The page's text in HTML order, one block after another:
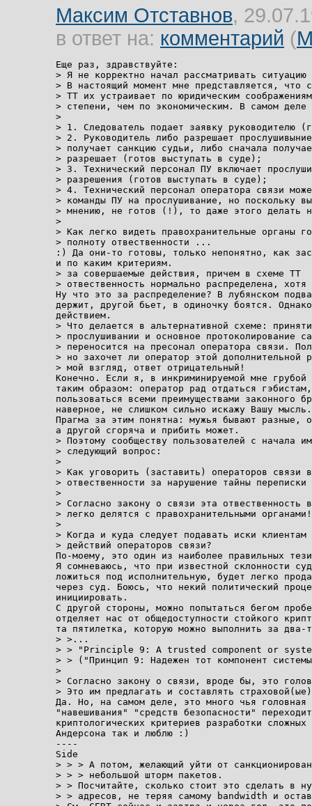
Максим Отставнов,
в ответ на: комментарий (
Еще раз, здравствуйте:
> Я не корректно начал рассматривать
> В настоящий момент мне представляется, что
> ТТ их устраивает по юридическим
> степени, чем по экономическим. В самом деле
>
> 1. Следователь подает заявку руководителю
> 2. Руководитель либо разрешает
> получает санкцию судьи, либо сначала
> разрешает (готов выступать в суде);
> 3. Технический персонал ПУ включает
> разрешения (готов выступать в суде);
> 4. Технический персонал оператора связи
> команды ПУ на прослушивание, но поскольку
> мнению, не готов (!), то даже этого делать
>
> Как легко видеть правохранительные органы
> полноту отвественности ...
:) Да они-то готовы, только непонятно, как
и по каким критериям.
> за совершаемые действия, причем в схеме ТТ
> отвественность нормально распределена,
Ну что это за распределение? В лубянском
держит, другой бьет, в одиночку боятся.
действием.
> Что делается в альтернативной схеме:
> прослушивании и основное протоколирование
> переносится на пресонал оператора связи.
> но захочет ли оператор этой дополнительной
> мой взгляд, ответ отрицательный!
Конечно. Если я, в инкриминируемой мне
таким образом: оператор рад отдаться
пользоваться всеми преимуществами
наверное, не слишком сильно искажу Вашу мысль.
Прагма за этим понятна: мужья бывают разные,
а другой сгоряча и прибить может.
> Поэтому сообществу пользователей с начала
> следующий вопрос:
>
> Как уговорить (заставить) операторов связи
> отвественности за нарушение тайны переписки
>
> Согласно закону о связи эта
> легко делятся с правохранительными
>
> Когда и куда следует подавать иски
> действий операторов связи?
По-моему, это один из наиболее правильных
Я сомневаюсь, что при известной склонности
ложиться под исполнительную, будет легко
через суд. Боюсь, что некий политический
инициировать.
С другой стороны, можно попытаться бегом
отделяет нас от общедоступности стойкого
та пятилетка, которую можно выполнить за два-
> >...
> > "Principle 9: A trusted component or
> > ("Принцип 9: Надежен тот компонент
>
> Согласно закону о связи, вроде бы, это
> Это им предлагать и составлять
Да. Но, на самом деле, это много чья
"навешивания" "средств безопасности"
криптологических критериев разработки
Андерсона так и люблю :)
----
Side
> > > А потом, желающий уйти от
> > > небольшой шторм пакетов.
> > Посчитайте, сколько стоит это сделать в
> > адресов, не теряя самому bandwidth и